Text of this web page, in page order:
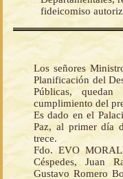
fideicomiso
Los señores
Planificación del
Públicas,
cumplimiento del
Es dado en el
Paz, al primer día
trece.
Fdo. EVO
Céspedes, Juan
Gustavo Romero